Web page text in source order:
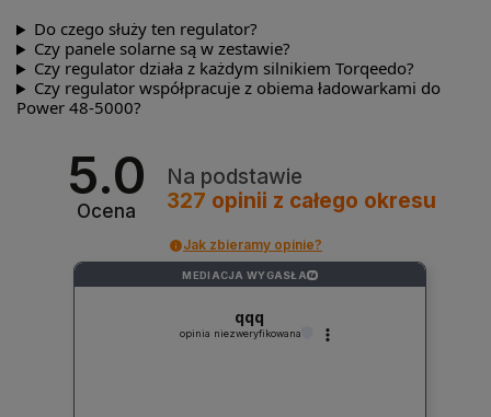
Do czego służy ten regulator?
Czy panele solarne są w zestawie?
Czy regulator działa z każdym silnikiem Torqeedo?
Czy regulator współpracuje z obiema ładowarkami do
Power 48-5000?
5.0
Ocena
Na podstawie
327 opinii z całego okresu
Jak zbieramy opinie?
MEDIACJA WYGASŁA ?
qqq
opinia niezweryfikowana